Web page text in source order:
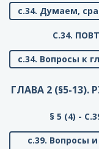
с.34. Думаем,
C.34.
с.34. Вопросы к
ГЛАВА 2 (§5-13).
§ 5 (4) -
с.39. Вопросы